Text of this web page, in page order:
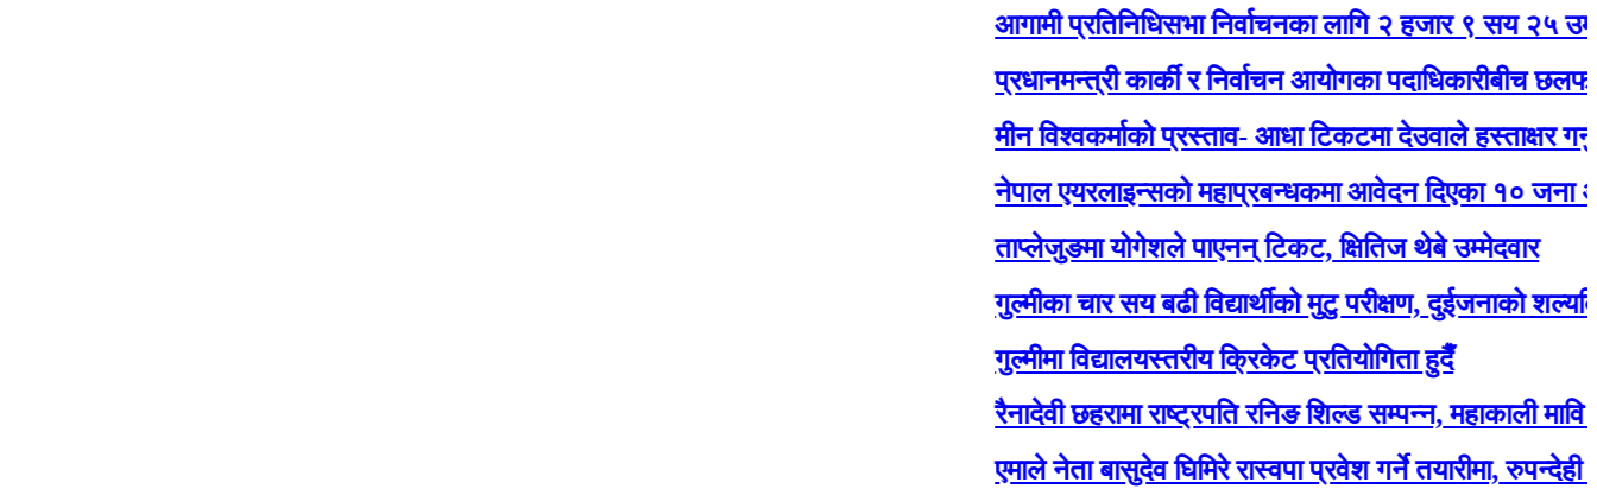
आगामी प्रतिनिधिसभा निर्वाचनका लागि २ हजार ९ सय २५ उम्मेदवारले
प्रधानमन्त्री कार्की र निर्वाचन आयोगका पदाधिकारीबीच छलफल हुँदै
मीन विश्वकर्माको प्रस्ताव- आधा टिकटमा देउवाले हस्ताक्षर गर्नुभयो,
नेपाल एयरलाइन्सको महाप्रबन्धकमा आवेदन दिएका १० जना
ताप्लेजुङमा योगेशले पाएनन् टिकट, क्षितिज थेबे उम्मेदवार
गुल्मीका चार सय बढी विद्यार्थीको मुटु परीक्षण, दुईजनाको शल्यक्रिया
गुल्मीमा विद्यालयस्तरीय क्रिकेट प्रतियोगिता हुदैँ
रैनादेवी छहरामा राष्ट्रपति रनिङ शिल्ड सम्पन्न, महाकाली मावि बन्यो
एमाले नेता बासुदेव घिमिरे रास्वपा प्रवेश गर्ने तयारीमा, रुपन्देही २ बाट